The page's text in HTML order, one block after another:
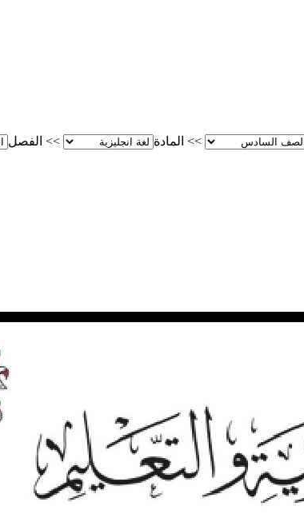
>> المادة >> الفصل